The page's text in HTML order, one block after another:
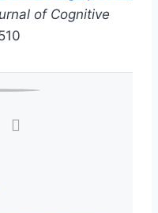
of Cognitive